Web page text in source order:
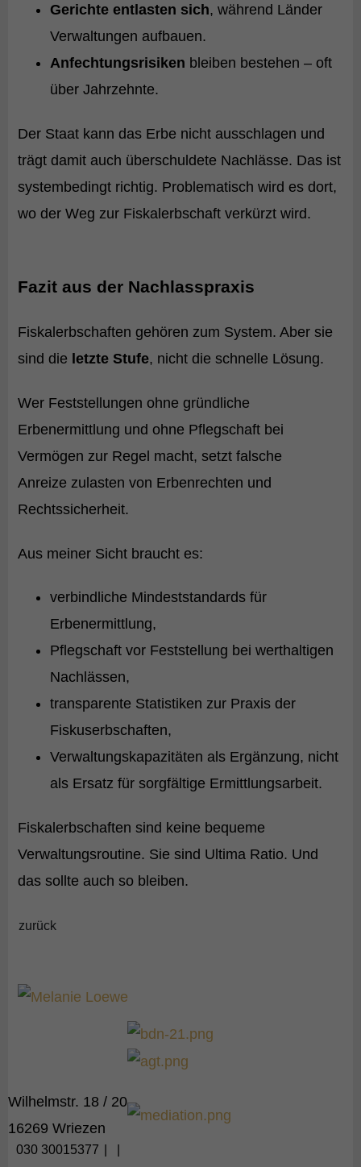
Gerichte entlasten sich, während Länder
Verwaltungen aufbauen.
Anfechtungsrisiken bleiben bestehen – oft
über Jahrzehnte.
Der Staat kann das Erbe nicht ausschlagen und
trägt damit auch überschuldete Nachlässe. Das ist
systembedingt richtig. Problematisch wird es dort,
wo der Weg zur Fiskalerbschaft verkürzt wird.
Fazit aus der Nachlasspraxis
Fiskalerbschaften gehören zum System. Aber sie
sind die letzte Stufe, nicht die schnelle Lösung.
Wer Feststellungen ohne gründliche
Erbenermittlung und ohne Pflegschaft bei
Vermögen zur Regel macht, setzt falsche
Anreize zulasten von Erbenrechten und
Rechtssicherheit.
Aus meiner Sicht braucht es:
verbindliche Mindeststandards für
Erbenermittlung,
Pflegschaft vor Feststellung bei werthaltigen
Nachlässen,
transparente Statistiken zur Praxis der
Fiskuserbschaften,
Verwaltungskapazitäten als Ergänzung, nicht
als Ersatz für sorgfältige Ermittlungsarbeit.
Fiskalerbschaften sind keine bequeme
Verwaltungsroutine. Sie sind Ultima Ratio. Und
das sollte auch so bleiben.
zurück
Wilhelmstr. 18 / 20
16269 Wriezen
030 30015377